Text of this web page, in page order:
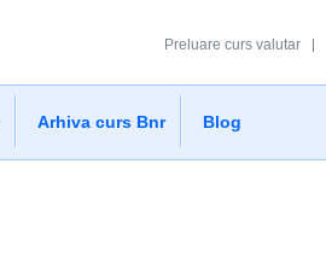
Preluare curs valutar
Arhiva curs Bnr Blog